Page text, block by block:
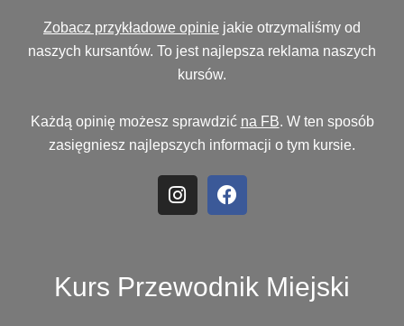
Zobacz przykładowe opinie jakie otrzymaliśmy od
naszych kursantów. To jest najlepsza reklama naszych
kursów.
Każdą opinię możesz sprawdzić na FB. W ten sposób
zasięgniesz najlepszych informacji o tym kursie.
Kurs Przewodnik Miejski